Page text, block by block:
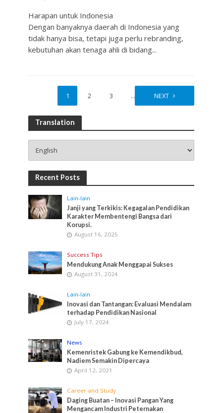
Harapan untuk Indonesia
Dengan banyaknya daerah di Indonesia yang
tidak hanya bisa, tetapi juga perlu rebranding,
kebutuhan akan tenaga ahli di bidang...
1 2 3 … 10
NEXT
Translation
Recent Posts
Lain-lain
Janji yang Terkikis: Kegagalan Pendidikan
Karakter Membentengi Bangsa dari
Korupsi.
August 16, 2025
Success Tips
Mendukung Anak Menggapai Sukses
August 31, 2024
Lain-lain
Inovasi dan Tantangan: Evaluasi Mendalam
terhadap Pendidikan Nasional
July 17, 2024
News
Kemenristek Gabung ke Kemendikbud,
Nadiem Semakin Dipercaya
April 12, 2021
Career and Study
Daging Buatan – Inovasi Pangan Yang
Mengancam Industri Peternakan